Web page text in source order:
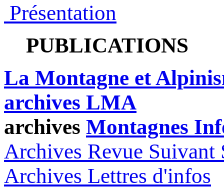
Présentation
PUBLICATIONS
La Montagne et
archives LMA
archives Montagnes
Archives Revue Suivant
Archives Lettres d'infos